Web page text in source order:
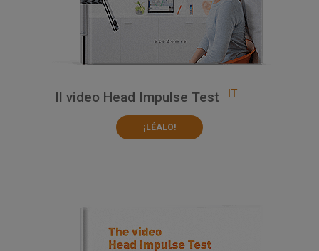
Il video Head Impulse Test IT
¡LÉALO!